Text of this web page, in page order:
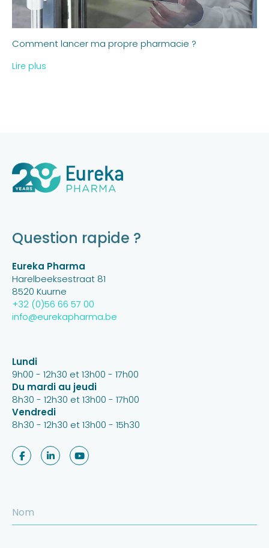
Comment lancer ma propre pharmacie ?
Lire plus
Question rapide ?
Eureka Pharma
Harelbeeksestraat 81
8520 Kuurne
+32 (0)56 66 57 00
info@eurekapharma.be
Lundi
9h00 - 12h30 et 13h00 - 17h00
Du mardi au jeudi
8h30 - 12h30 et 13h00 - 17h00
Vendredi
8h30 - 12h30 et 13h00 - 15h30